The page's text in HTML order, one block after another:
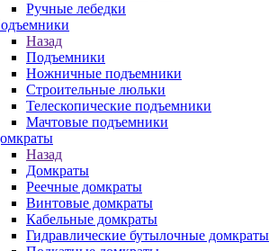
Ручные лебедки
Назад
Подъемники
Ножничные подъемники
Строительные люльки
Телескопические подъемники
Мачтовые подъемники
Назад
Домкраты
Реечные домкраты
Винтовые домкраты
Кабельные домкраты
Гидравлические бутылочные домкраты